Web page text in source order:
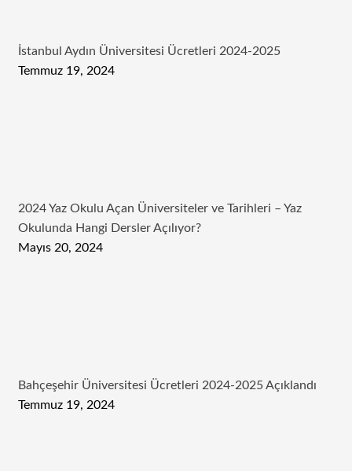
İstanbul Aydın Üniversitesi Ücretleri 2024-2025
Temmuz 19, 2024
2024 Yaz Okulu Açan Üniversiteler ve Tarihleri – Yaz
Okulunda Hangi Dersler Açılıyor?
Mayıs 20, 2024
Bahçeşehir Üniversitesi Ücretleri 2024-2025 Açıklandı
Temmuz 19, 2024